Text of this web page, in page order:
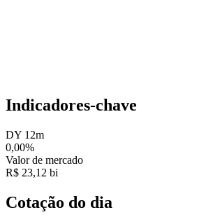
Indicadores-chave
DY 12m
0,00%
Valor de mercado
R$ 23,12 bi
Cotação do dia